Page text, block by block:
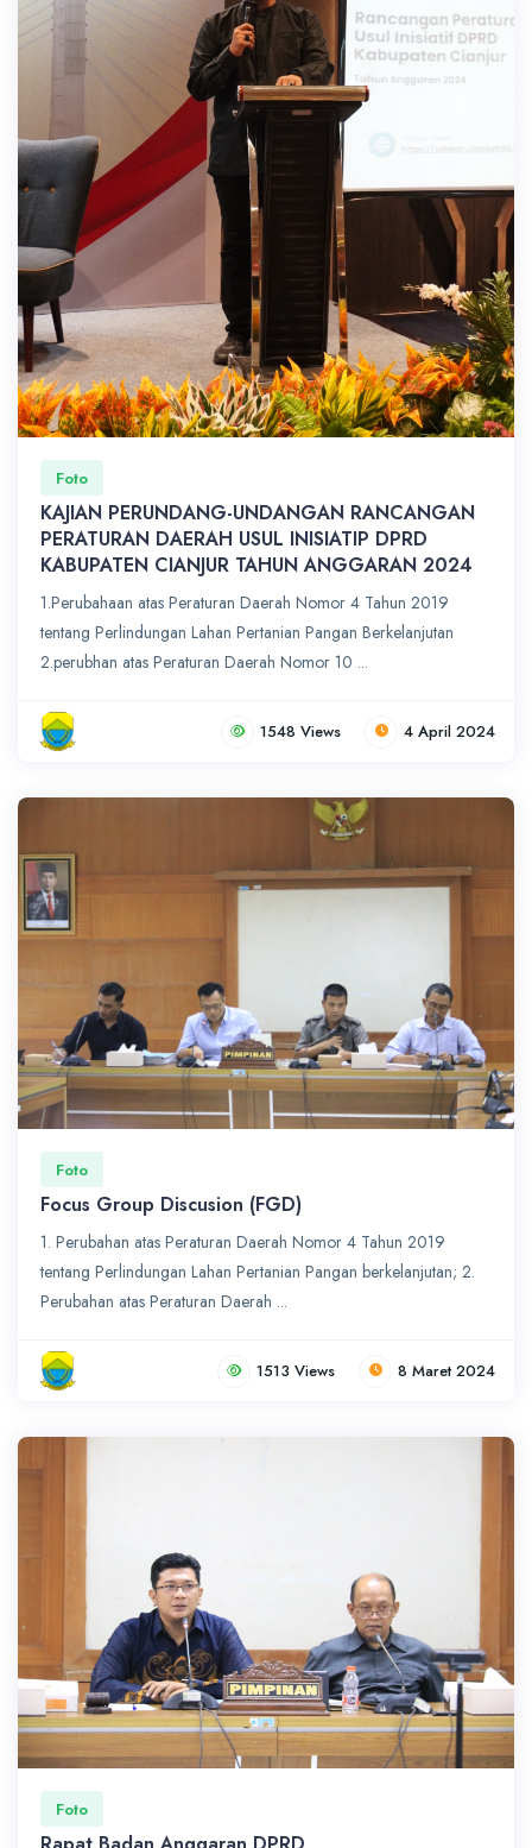
Foto
KAJIAN PERUNDANG-UNDANGAN RANCANGAN
PERATURAN DAERAH USUL INISIATIP DPRD
KABUPATEN CIANJUR TAHUN ANGGARAN 2024
1.Perubahaan atas Peraturan Daerah Nomor 4 Tahun 2019
tentang Perlindungan Lahan Pertanian Pangan Berkelanjutan
2.perubhan atas Peraturan Daerah Nomor 10 ...
1548 Views 4 April 2024
Foto
Focus Group Discusion (FGD)
1. Perubahan atas Peraturan Daerah Nomor 4 Tahun 2019
tentang Perlindungan Lahan Pertanian Pangan berkelanjutan; 2.
Perubahan atas Peraturan Daerah ...
1513 Views 8 Maret 2024
Foto